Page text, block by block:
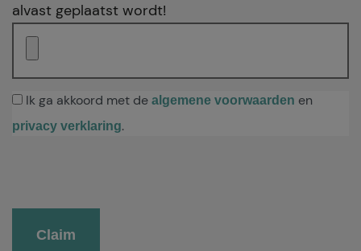
alvast geplaatst wordt!
Ik ga akkoord met de algemene voorwaarden en
privacy verklaring.